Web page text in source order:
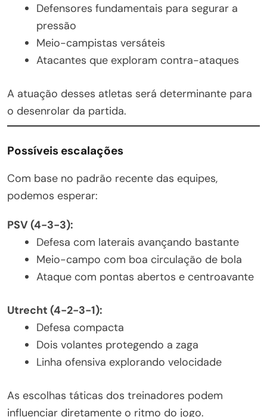
Defensores fundamentais para segurar a
pressão
Meio-campistas versáteis
Atacantes que exploram contra-ataques
A atuação desses atletas será determinante para
o desenrolar da partida.
Possíveis escalações
Com base no padrão recente das equipes,
podemos esperar:
PSV (4-3-3):
Defesa com laterais avançando bastante
Meio-campo com boa circulação de bola
Ataque com pontas abertos e centroavante
Utrecht (4-2-3-1):
Defesa compacta
Dois volantes protegendo a zaga
Linha ofensiva explorando velocidade
As escolhas táticas dos treinadores podem
influenciar diretamente o ritmo do jogo.